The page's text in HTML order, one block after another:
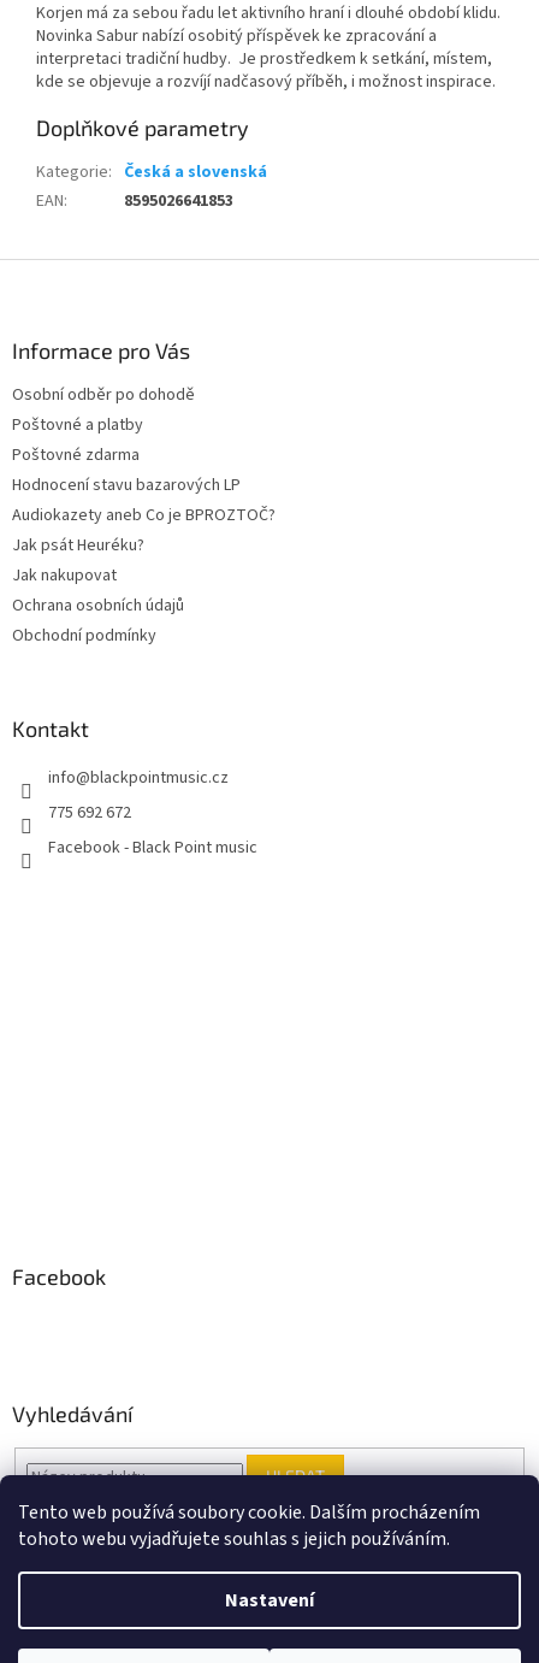
Tento web používá soubory cookie. Dalším procházením
tohoto webu vyjadřujete souhlas s jejich používáním.
Nastavení
Korjen má za sebou řadu let aktivního hraní i dlouhé období klidu.
Novinka Sabur nabízí osobitý příspěvek ke zpracování a
interpretaci tradiční hudby. Je prostředkem k setkání, místem,
kde se objevuje a rozvíjí nadčasový příběh, i možnost inspirace.
Doplňkové parametry
Kategorie: Česká a slovenská
EAN: 8595026641853
Informace pro Vás
Osobní odběr po dohodě
Poštovné a platby
Poštovné zdarma
Hodnocení stavu bazarových LP
Audiokazety aneb Co je BPROZTOČ?
Jak psát Heuréku?
Jak nakupovat
Ochrana osobních údajů
Obchodní podmínky
Kontakt
info@blackpointmusic.cz
775 692 672
Facebook - Black Point music
Facebook
Vyhledávání
HLEDAT
Copyright 2026Black Point music. Všechna práva vyhrazena.